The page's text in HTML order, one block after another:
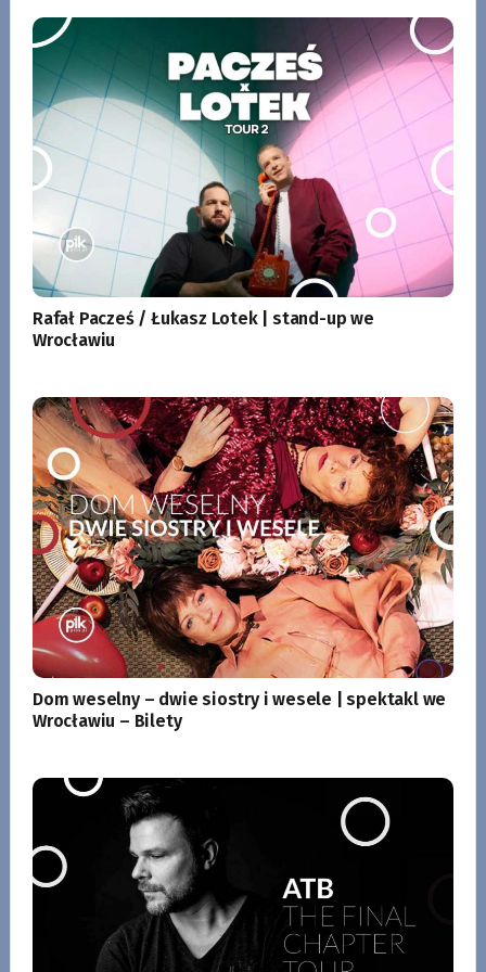
Rafał Pacześ / Łukasz Lotek | stand-up we
Wrocławiu
Dom weselny – dwie siostry i wesele | spektakl we
Wrocławiu – Bilety